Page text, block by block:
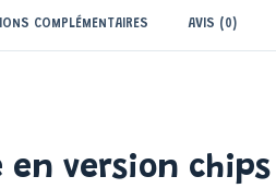
COMPLÉMENTAIRES AVIS (0)
version chips